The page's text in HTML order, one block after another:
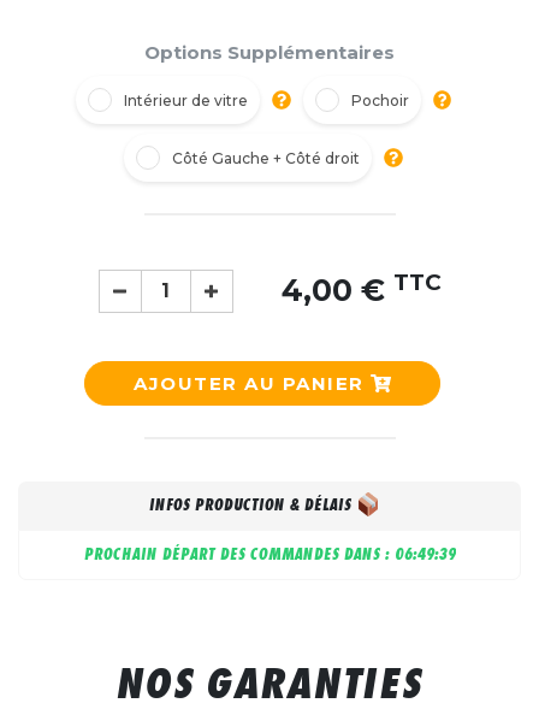
Options Supplémentaires
Intérieur de vitre Pochoir
Côté Gauche + Côté droit
4,00 € TTC
AJOUTER AU PANIER
INFOS PRODUCTION & DÉLAIS
PROCHAIN DÉPART DES COMMANDES DANS : 06:49:39
NOS GARANTIES